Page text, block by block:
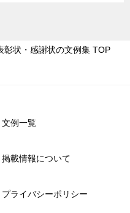
彰状・感謝状の文例集 TOP
文例一覧
掲載情報について
プライバシーポリシー